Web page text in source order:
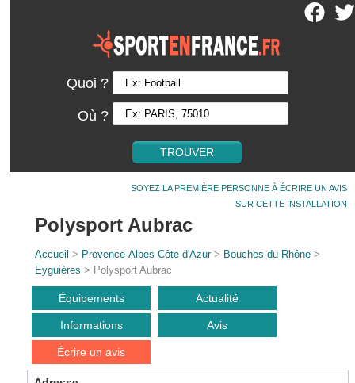
Quoi ?
Où ?
SOYEZ LA PREMIÈRE PERSONNE À ÉCRIRE UN AVIS
SUR CETTE INSTALLATION
Polysport Aubrac
Accueil > Provence-Alpes-Côte d'Azur> Bouches-du-Rhône >
Eyguières > Polysport Aubrac
Équipements Actualité
Informations Avis
Écrire un avis